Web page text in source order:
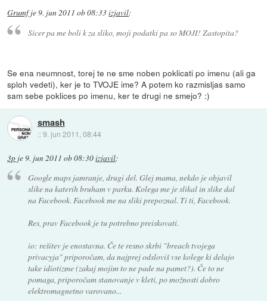
Grumfje9. jun 2011 ob 08:33izjavil:
Sicer pa me boli k za sliko, moji podatki pa so MOJI! Zastopita?
Se ena neumnost, torej te ne sme noben poklicati po imenu (ali ga
sploh vedeti), ker je to TVOJE ime? A potem ko razmisljas samo
sam sebe poklices po imenu, ker te drugi ne smejo? :)
smash
::9. jun 2011, 08:44
3p je9. jun 2011 ob 08:30izjavil:
Google maps jamranje, drugi del. Glej mama, nekdo je objavil
slike na katerih bruham v parku. Kolega me je slikal in slike dal
na Facebook. Facebook me na sliki prepoznal. Ti ti, Facebook.
Res, prav Facebook je tu potrebno preiskovati.
io: rešitev je enostavna. Če te resno skrbi "breach tvojega
privacyja" priporočam, da najprej odsloviš vse kolege ki delajo
take idiotizme (zakaj mojim to ne pade na pamet?). Če to ne
pomaga, priporočam stanovanje v kleti, po možnosti dobro
elektromagnetno varovano...